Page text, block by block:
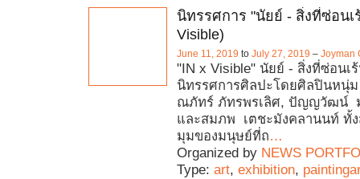
นิทรรศการ "นัยย์ - สิ่งที่ซ่อนเ
Visible)
June 11, 2019 to July 27, 2019 – Joyman
"IN x Visible" นัยย์ - สิ่งที่ซ่อนเ
นิทรรศการศิลปะโดยศิลปินหนุ่
ณภัทร์ ภัทรพรเลิศ, ปัญญวัฒน์
และสมภพ เตชะมังคลานนท์ ทั้
มุมของมนุษย์ที่ถ…
Organized by NEWS
Type: art, exhibition,